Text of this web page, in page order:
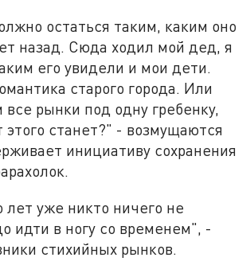
остаться таким, каким оно
назад. Сюда ходил мой дед, я
его увидели и мои дети.
старого города. Или
все рынки под одну гребенку,
этого станет?" - возмущаются
инициативу сохранения
лет уже никто ничего не
идти в ногу со временем", -
стихийных рынков.